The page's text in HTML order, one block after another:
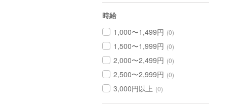
時給
1,000〜1,499円 (0)
1,500〜1,999円 (0)
2,000〜2,499円 (0)
2,500〜2,999円 (0)
3,000円以上 (0)